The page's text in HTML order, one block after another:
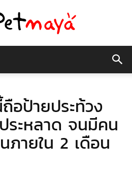
มายา
อป้ายประท้วง
ระหลาด จนมีคน
ภายใน 2 เดือน